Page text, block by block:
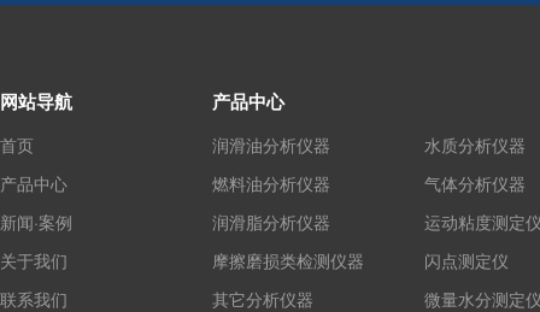
网站导航
首页
产品中心
新闻·案例
关于我们
联系我们
产品中心
润滑油分析仪器
燃料油分析仪器
润滑脂分析仪器
摩擦磨损类检测仪器
其它分析仪器
水质分析仪器
气体分析仪器
运动粘度测定
闪点测定仪
微量水分测定